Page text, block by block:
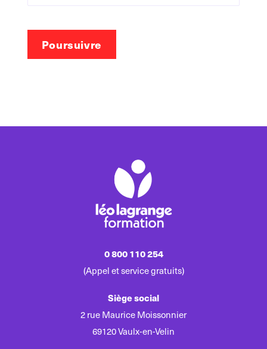
Poursuivre
0 800 110 254
(Appel et service gratuits)
Siège social
2 rue Maurice Moissonnier
69120 Vaulx-en-Velin